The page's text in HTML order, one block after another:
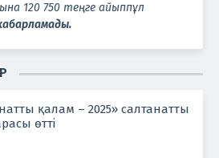
120 750 теңге айыппұл
қалам – 2025» салтанатты
өтті